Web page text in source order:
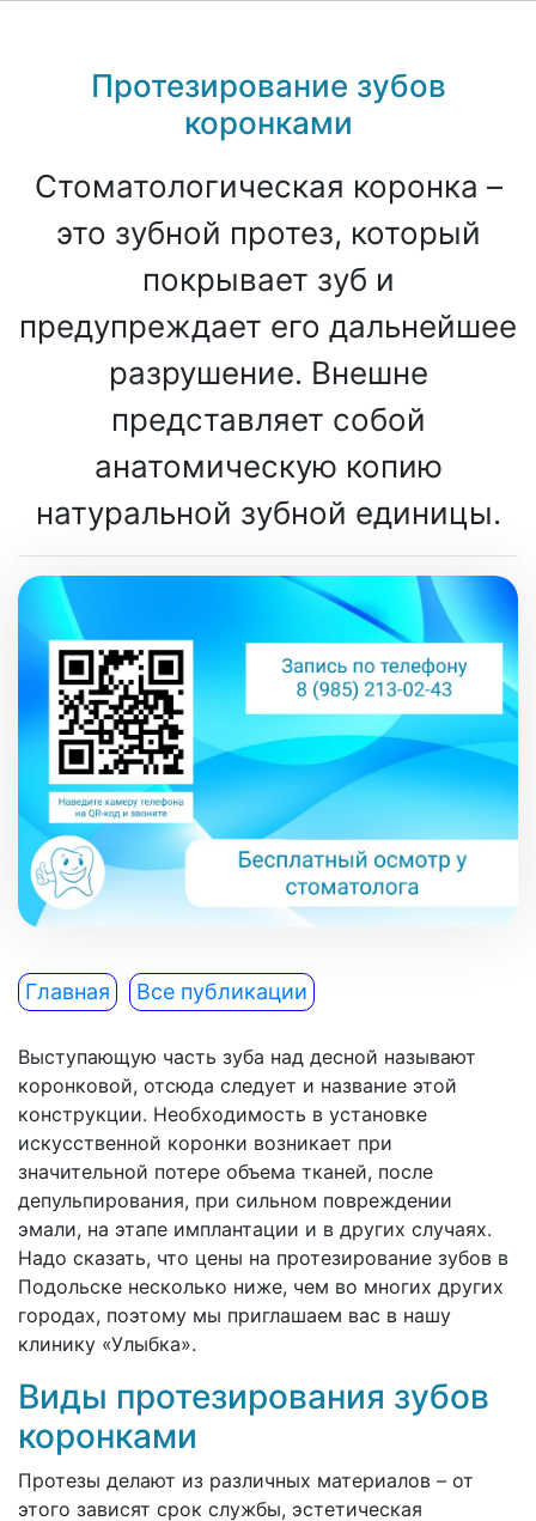
Протезирование зубов
коронками
Стоматологическая коронка –
это зубной протез, который
покрывает зуб и
предупреждает его дальнейшее
разрушение. Внешне
представляет собой
анатомическую копию
натуральной зубной единицы.
Главная Все публикации
Выступающую часть зуба над десной называют
коронковой, отсюда следует и название этой
конструкции. Необходимость в установке
искусственной коронки возникает при
значительной потере объема тканей, после
депульпирования, при сильном повреждении
эмали, на этапе имплантации и в других случаях.
Надо сказать, что цены на протезирование зубов в
Подольске несколько ниже, чем во многих других
городах, поэтому мы приглашаем вас в нашу
клинику «Улыбка».
Виды протезирования зубов
коронками
Протезы делают из различных материалов – от
этого зависят срок службы, эстетическая